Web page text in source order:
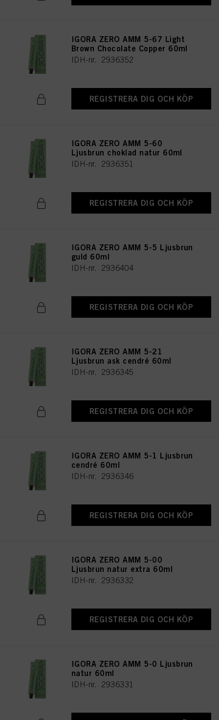
IGORA ZERO AMM 5-67 Light
Brown Chocolate Copper 60ml
IDH-nr. 2936352
REGISTRERA DIG OCH KÖP
IGORA ZERO AMM 5-60
Ljusbrun choklad natur 60ml
IDH-nr. 2936351
REGISTRERA DIG OCH KÖP
IGORA ZERO AMM 5-5 Ljusbrun
guld 60ml
IDH-nr. 2936404
REGISTRERA DIG OCH KÖP
IGORA ZERO AMM 5-21
Ljusbrun ask cendré 60ml
IDH-nr. 2936345
REGISTRERA DIG OCH KÖP
IGORA ZERO AMM 5-1 Ljusbrun
cendré 60ml
IDH-nr. 2936346
REGISTRERA DIG OCH KÖP
IGORA ZERO AMM 5-00
Ljusbrun natur extra 60ml
IDH-nr. 2936332
REGISTRERA DIG OCH KÖP
IGORA ZERO AMM 5-0 Ljusbrun
natur 60ml
IDH-nr. 2936331